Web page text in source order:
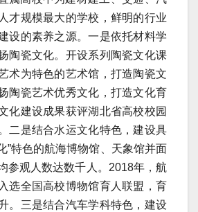
才规模最大的学校，鲜明的行业
设的素养之源。一是依托材料学
陶瓷文化。开设系列陶瓷文化课
术为特色的艺术馆，打造陶瓷文
陶瓷艺术优秀文化，打造文化育
化建设成果获评湖北省高校校园
二是结合水运文化特色，建设具
”特色的航海博物馆、天象馆并面
参观人数达数千人。2018年，航
选全国高校博物馆育人联盟，育
。三是结合汽车学科特色，建设